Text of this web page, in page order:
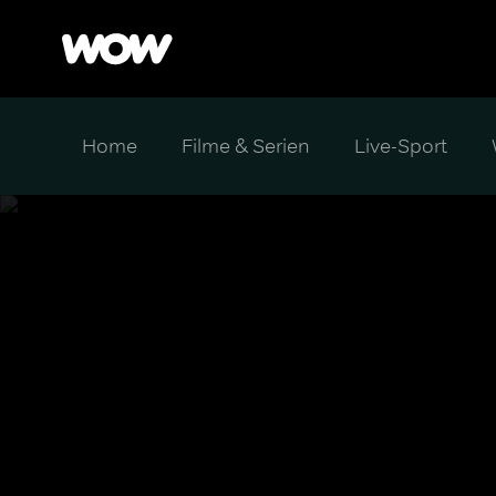
Home Filme & Serien Live-Sport